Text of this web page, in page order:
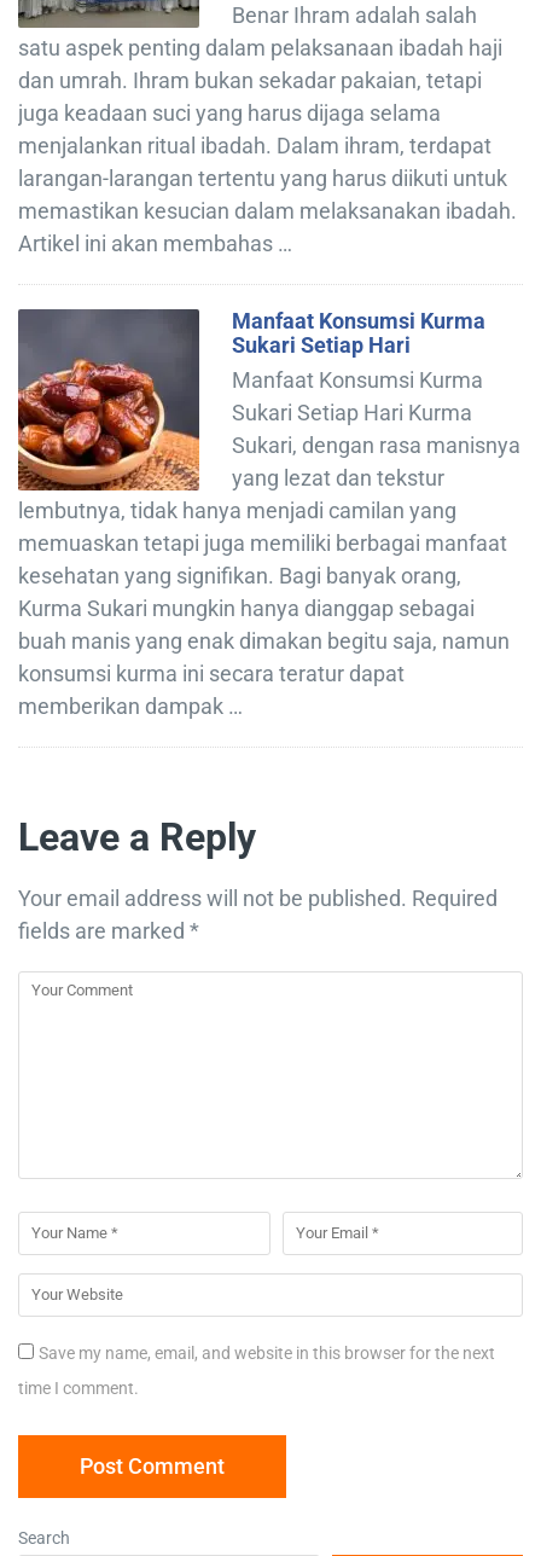
Benar Ihram adalah salah
satu aspek penting dalam pelaksanaan ibadah haji
dan umrah. Ihram bukan sekadar pakaian, tetapi
juga keadaan suci yang harus dijaga selama
menjalankan ritual ibadah. Dalam ihram, terdapat
larangan-larangan tertentu yang harus diikuti untuk
memastikan kesucian dalam melaksanakan ibadah.
Artikel ini akan membahas …
Manfaat Konsumsi Kurma
Sukari Setiap Hari
Manfaat Konsumsi Kurma
Sukari Setiap Hari Kurma
Sukari, dengan rasa manisnya
yang lezat dan tekstur
lembutnya, tidak hanya menjadi camilan yang
memuaskan tetapi juga memiliki berbagai manfaat
kesehatan yang signifikan. Bagi banyak orang,
Kurma Sukari mungkin hanya dianggap sebagai
buah manis yang enak dimakan begitu saja, namun
konsumsi kurma ini secara teratur dapat
memberikan dampak …
Leave a Reply
Your email address will not be published. Required
fields are marked *
Save my name, email, and website in this browser for the next
time I comment.
Search